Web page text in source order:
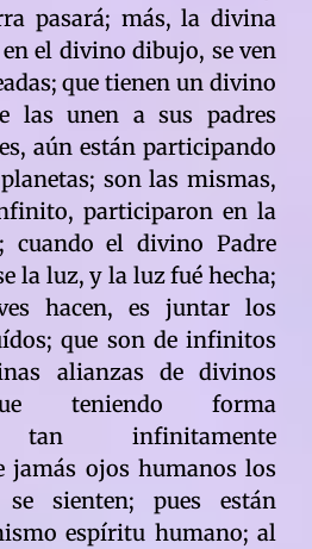
pasará; más, la divina
el divino dibujo, se ven
que tienen un divino
las unen a sus padres
aún están participando
son las mismas,
participaron en la
cuando el divino Padre
la luz, y la luz fué hecha;
hacen, es juntar los
que son de infinitos
alianzas de divinos
teniendo forma
tan infinitamente
jamás ojos humanos los
sienten; pues están
espíritu humano; al